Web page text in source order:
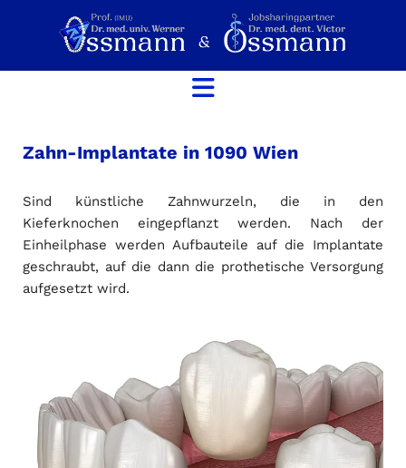
Zahn-Implantate in 1090 Wien
Sind künstliche Zahnwurzeln, die in den
Kieferknochen eingepflanzt werden. Nach der
Einheilphase werden Aufbauteile auf die Implantate
geschraubt, auf die dann die prothetische Versorgung
aufgesetzt wird.